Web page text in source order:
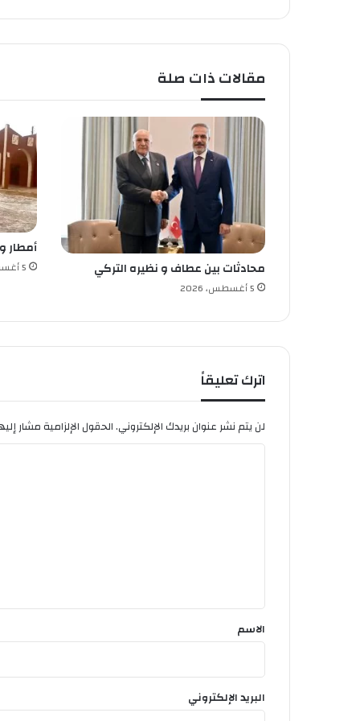
ت
ا
د
ل
م
ص
غ
مقالات ذات صلة
محادثات بين عطاف و نظيره التركي
5 أغسطس، 2026
أمطار
5 أغسطس، 2026
اترك تعليقاً
لن يتم نشر عنوان بريدك الإلكتروني.الحقول الإلزامية مشار
*
الاسم
البريد الإلكتروني